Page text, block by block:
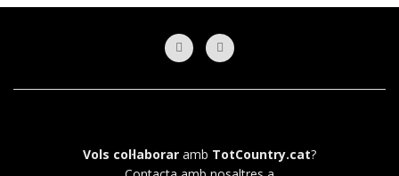
Vols col·laborar amb TotCountry.cat?